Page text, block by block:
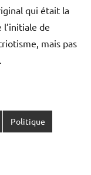
qui était la
l’initiale de
mais pas
Politique